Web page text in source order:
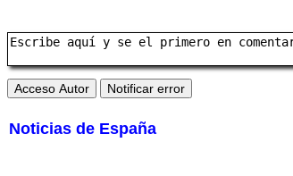
Noticias de España